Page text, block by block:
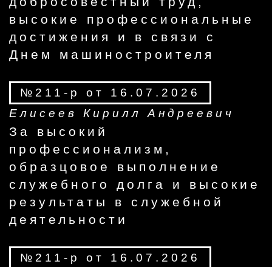
высокие профессиональные
достижения и в связи с
Днем машиностроителя
№211-р от 16.07.2026
Елисеев Кирилл Андреевич
За высокий
профессионализм,
образцовое выполнение
служебного долга и высокие
результаты в служебной
деятельности
№211-р от 16.07.2026